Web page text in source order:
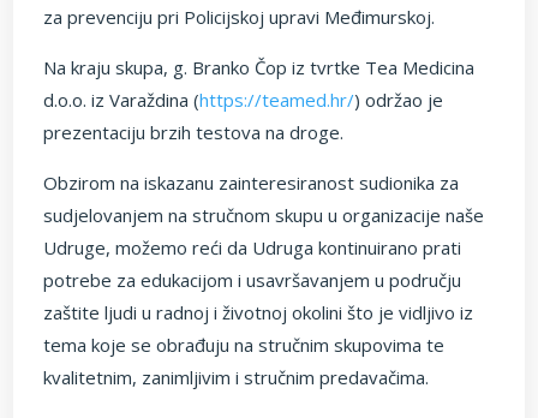
za prevenciju pri Policijskoj upravi Međimurskoj.
Na kraju skupa, g. Branko Čop iz tvrtke Tea Medicina
d.o.o. iz Varaždina (https://teamed.hr/) održao je
prezentaciju brzih testova na droge.
Obzirom na iskazanu zainteresiranost sudionika za
sudjelovanjem na stručnom skupu u organizacije naše
Udruge, možemo reći da Udruga kontinuirano prati
potrebe za edukacijom i usavršavanjem u području
zaštite ljudi u radnoj i životnoj okolini što je vidljivo iz
tema koje se obrađuju na stručnim skupovima te
kvalitetnim, zanimljivim i stručnim predavačima.